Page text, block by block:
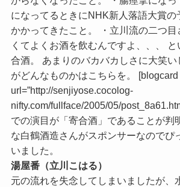
になってるときにNHK新人落語大賞の
かかってきたこと。 ・立川流の二つ目
くてよくお酒を飲むんですよ、、、
合酒。 あまりのバカバカしさに大笑
がどんなものかはこちらを。 [blogcard
url=”http://senjiyose.cocolog-
nifty.com/fullface/2005/05/
での演目が「寄合酒」であることが判
な白鶴酒造さんがスポンサーなのでぴ
いました。
湯屋番（立川こはる）
元の流れを失念してしまいましたが、